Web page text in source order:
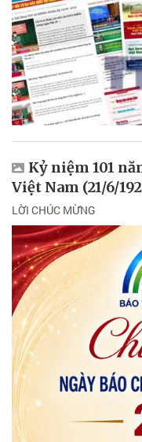
Kỷ niệm 101
Việt Nam (21/6/
LỜI CHÚC MỪNG